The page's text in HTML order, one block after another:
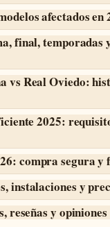
afectados en
final, temporadas
vs Real Oviedo:
2025:
compra segura y
instalaciones y
reseñas y opiniones